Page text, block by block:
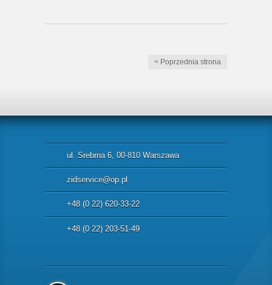
< Poprzednia strona
ul. Srebrna 6, 00-810 Warszawa
zidservice@op.pl
+48 (0 22) 620-33-22
+48 (0 22) 203-51-49